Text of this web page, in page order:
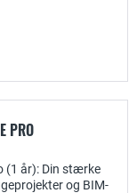
PRO
(1 år): Din stærke
og BIM-